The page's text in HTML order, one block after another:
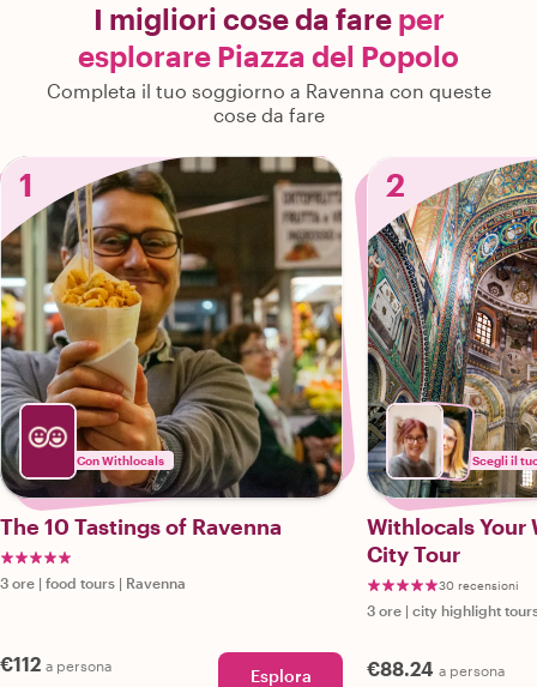
I migliori cose da fare per
esplorare Piazza del Popolo
Completa il tuo soggiorno a Ravenna con queste
cose da fare
1
Con Withlocals
The 10 Tastings of Ravenna
3 ore | food tours | Ravenna
€112 a persona Esplora
2
Scegli il
Withlocals Your
City Tour
30 recensioni
3 ore | city highlight
€88.24 a persona